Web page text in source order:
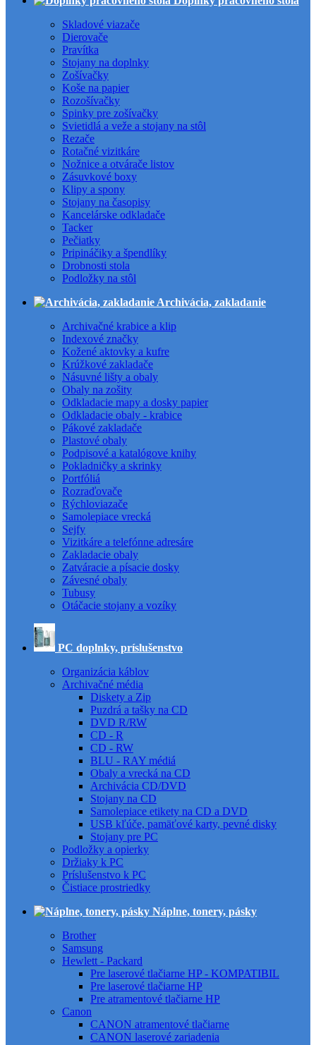
Skladové viazače
Dierovače
Pravítka
Stojany na doplnky
Zošívačky
Koše na papier
Rozošívačky
Spinky pre zošívačky
Svietidlá a veže a stojany na stôl
Rezače
Rotačné vizitkáre
Nožnice a otvárače listov
Zásuvkové boxy
Klipy a spony
Stojany na časopisy
Kancelárske odkladače
Tacker
Pečiatky
Pripináčiky a špendlíky
Drobnosti stola
Podložky na stôl
Archivácia, zakladanie
Archivačné krabice a klip
Indexové značky
Kožené aktovky a kufre
Krúžkové zakladače
Násuvné lišty a obaly
Obaly na zošity
Odkladacie mapy a dosky papier
Odkladacie obaly - krabice
Pákové zakladače
Plastové obaly
Podpisové a katalógove knihy
Pokladničky a skrinky
Portfóliá
Rozraďovače
Rýchloviazače
Samolepiace vrecká
Sejfy
Vizitkáre a telefónne adresáre
Zakladacie obaly
Zatváracie a písacie dosky
Závesné obaly
Tubusy
Otáčacie stojany a vozíky
PC doplnky, príslušenstvo
Organizácia káblov
Archivačné média
Diskety a Zip
Puzdrá a tašky na CD
DVD R/RW
CD - R
CD - RW
BLU - RAY médiá
Obaly a vrecká na CD
Archivácia CD/DVD
Stojany na CD
Samolepiace etikety na CD a DVD
USB kľúče, pamäťové karty, pevné disky
Stojany pre PC
Podložky a opierky
Držiaky k PC
Príslušenstvo k PC
Čistiace prostriedky
Náplne, tonery, pásky
Brother
Samsung
Hewlett - Packard
Pre laserové tlačiarne HP - KOMPATIBIL
Pre laserové tlačiarne HP
Pre atramentové tlačiarne HP
Canon
CANON atramentové tlačiarne
CANON laserové zariadenia